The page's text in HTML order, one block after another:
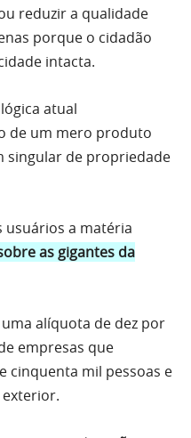
reduzir a qualidade
porque o cidadão
intacta.
atual
de um mero produto
singular de propriedade
usuários a matéria
as gigantes da
alíquota de dez por
empresas que
cinquenta mil pessoas e